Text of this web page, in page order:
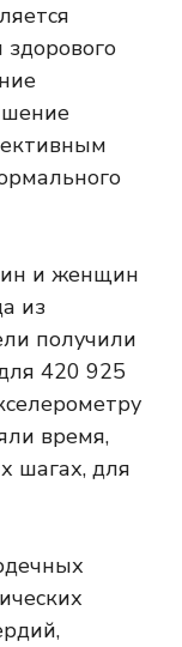
и женщин
из
получили
420 925
время,
шагах, для